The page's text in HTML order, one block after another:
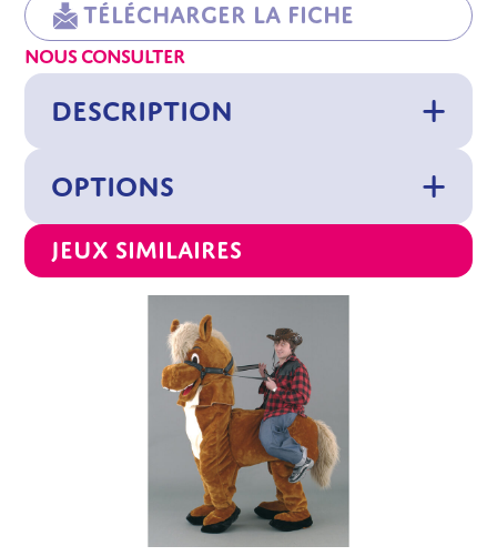
Télécharger la fiche
NOUS CONSULTER
DESCRIPTION
OPTIONS
Jeux similaires